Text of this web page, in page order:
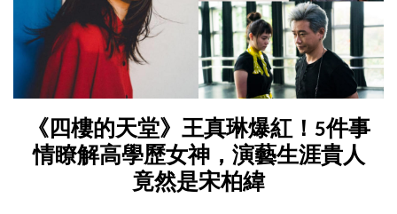
《四樓的天堂》王真琳爆紅！5件事
情瞭解高學歷女神，演藝生涯貴人
竟然是宋柏緯